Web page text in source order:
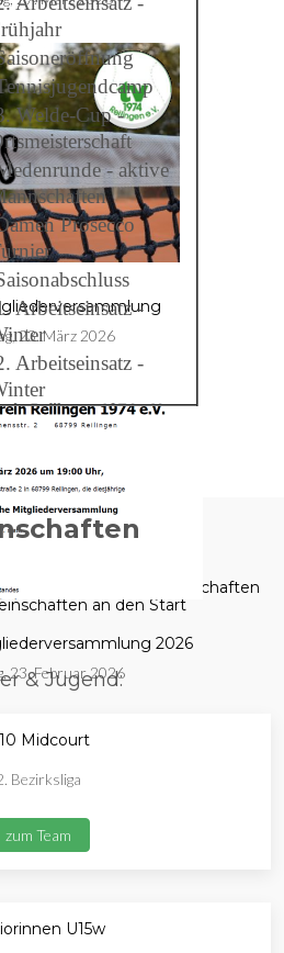
23. März 2026
2026
23. Februar 2026
Welde-Cup -
- aktive
Prosecco
Arbeitseinsatz -
Arbeitseinsatz -
wir mit folgenden Mannschaften
an den Start
& Jugend:
Midcourt
Bezirksliga
zum Team
U15w